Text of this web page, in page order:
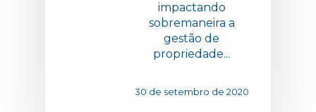
impactando
sobremaneira a
gestão de
propriedade...
30 de setembro de 2020